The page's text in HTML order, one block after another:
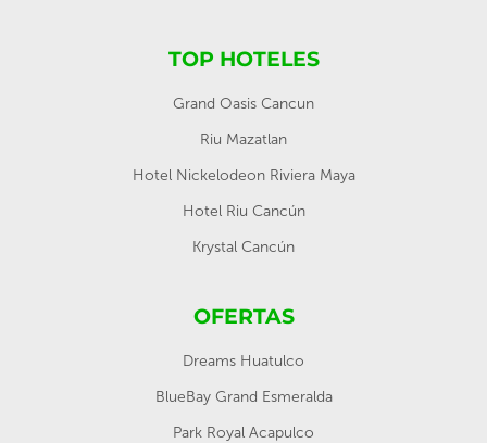
TOP HOTELES
Grand Oasis Cancun
Riu Mazatlan
Hotel Nickelodeon Riviera Maya
Hotel Riu Cancún
Krystal Cancún
OFERTAS
Dreams Huatulco
BlueBay Grand Esmeralda
Park Royal Acapulco